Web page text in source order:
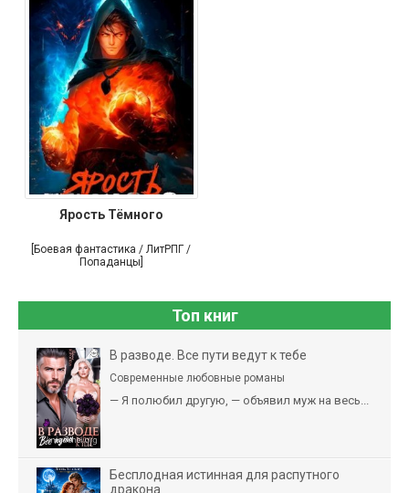
Ярость Тёмного
[Боевая фантастика / ЛитРПГ /
Попаданцы]
Топ книг
В разводе. Все пути ведут к тебе
Современные любовные романы
— Я полюбил другую, — объявил муж на весь...
Бесплодная истинная для распутного
дракона